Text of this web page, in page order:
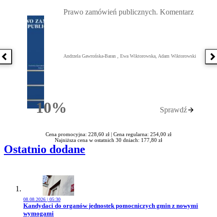
Poprzednia książka
10%Rabatu
Prawo zamówień publicznych. Komentarz
Andrzela Gawrońska-Baran , Ewa Wiktorowska, Adam Wiktorowski
Sprawdź
Cena promocyjna: 228,60 zł | Cena regularna: 254,00 zł
Najniższa cena w ostatnich 30 dniach: 177,80 zł
Ostatnio dodane
08.08.2026 | 05:30
Przejdź do artykułu:
Kandydaci do organów jednostek pomocniczych gmin z nowymi
wymogami